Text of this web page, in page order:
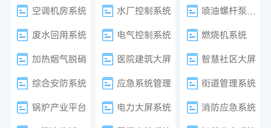
空调机房系统
水厂控制系统
喷油螺杆泵系统
废水回用系统
电气控制系统
燃烧机系统
加热烟气脱硝
医院建筑大屏
智慧社区大屏
综合安防系统
应急系统管理
街道管理系统
锅炉产业平台
电力大屏系统
消防应急系统